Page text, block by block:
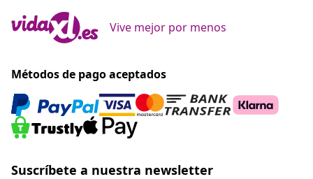
Vive mejor por menos
Métodos de pago aceptados
Suscríbete a nuestra newsletter